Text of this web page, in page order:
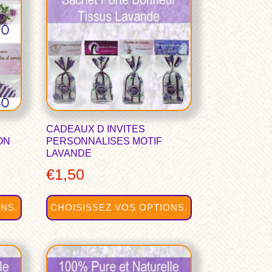
CADEAUX D INVITES
PERSONNALISES MOTIF
LAVANDE
€1,50
CHOISISSEZ VOS OPTIONS.
plusieurs
variations.
Les
options
peuvent
être
choisies
sur
la
du
produit